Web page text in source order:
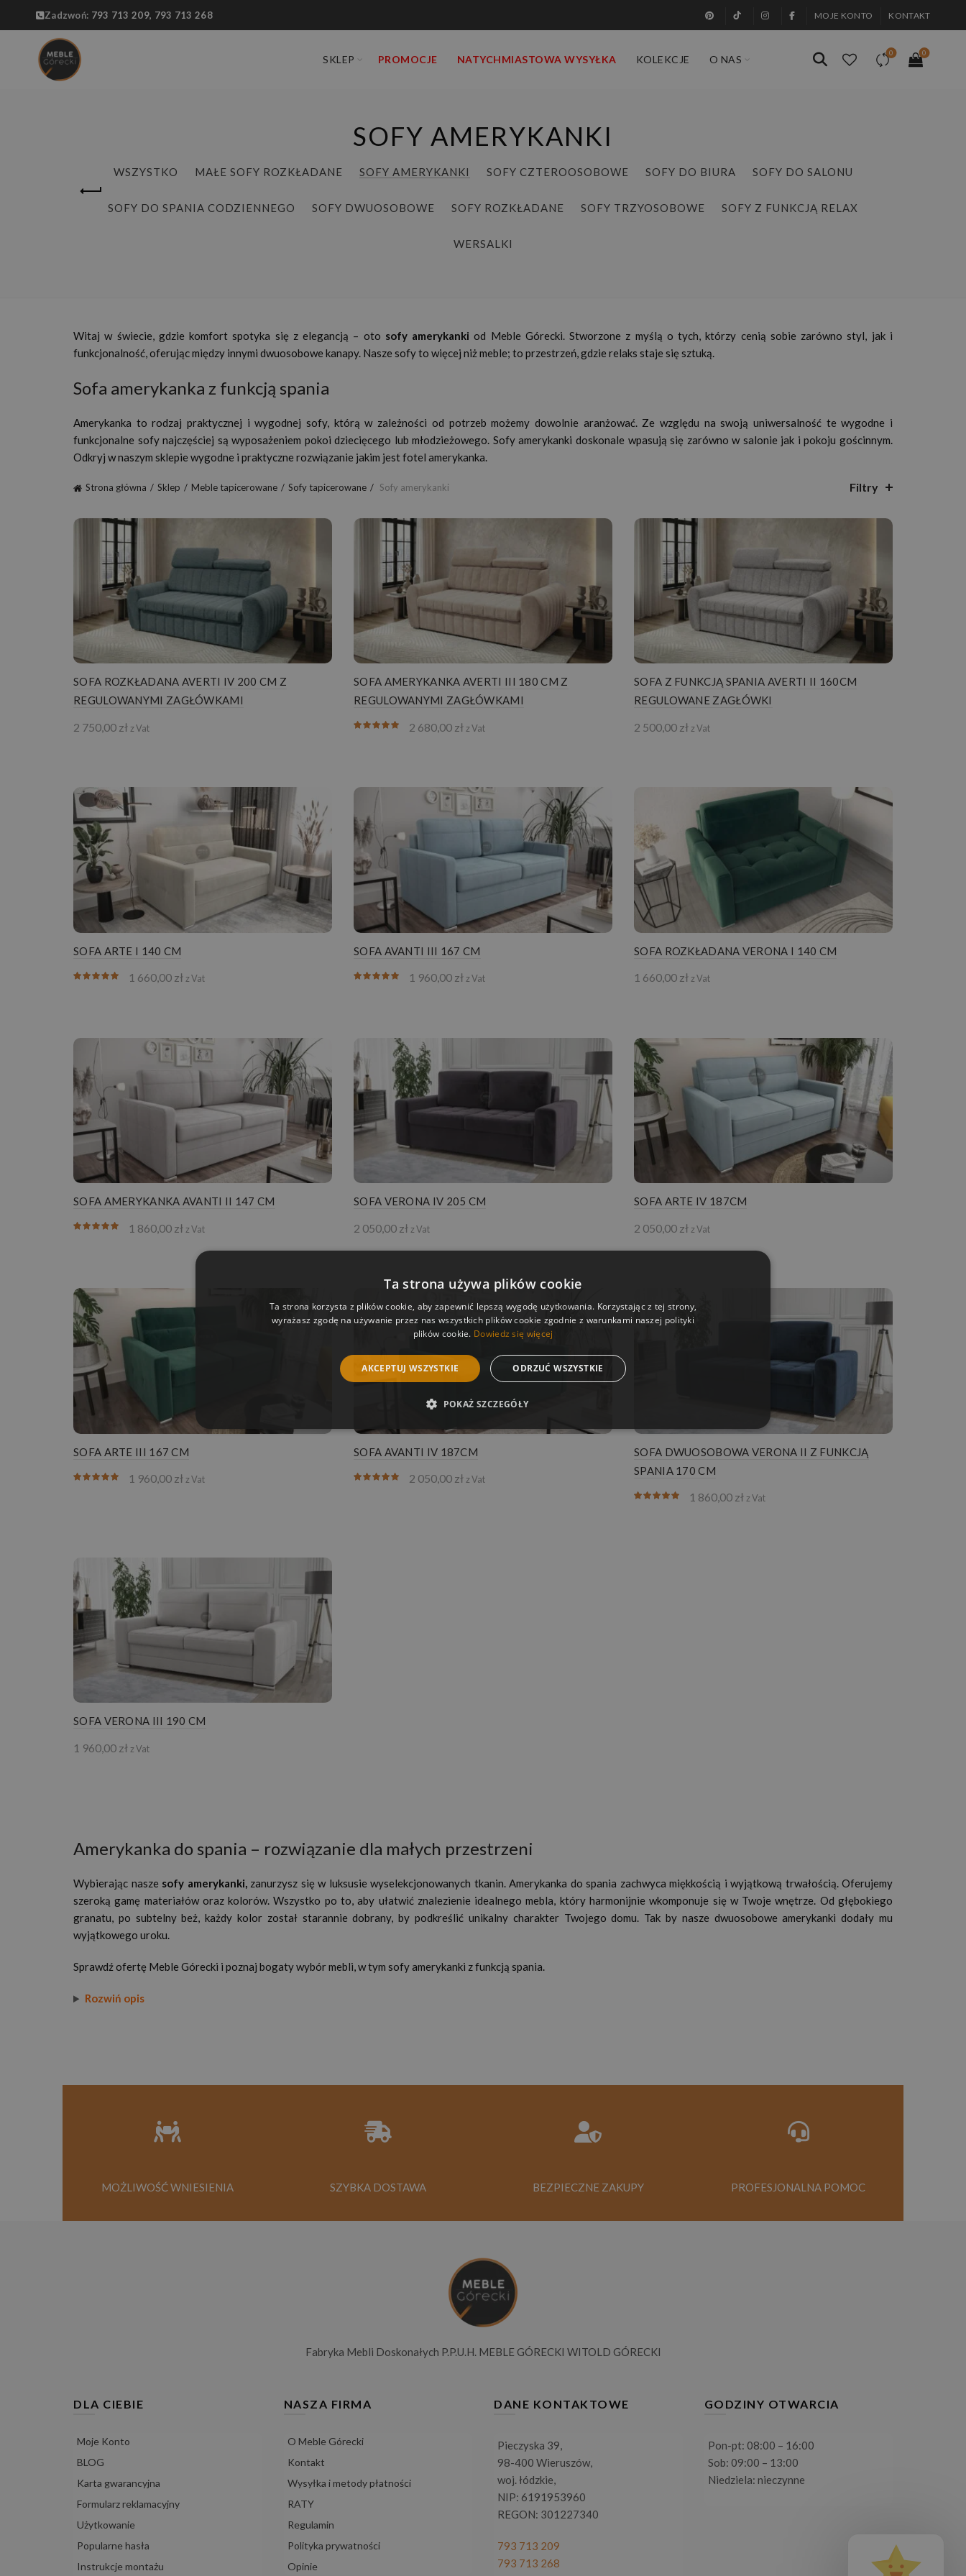
Zadzwoń: 793 713 209, 793 713 268 MOJE KONTO KONTAKT
SKLEP PROMOCJE NATYCHMIASTOWA WYSYŁKA KOLEKCJE O NAS
0 0
SOFY AMERYKANKI
WSZYSTKO MAŁE SOFY ROZKŁADANE SOFY AMERYKANKI SOFY CZTEROOSOBOWE SOFY DO BIURA SOFY DO SALONU
SOFY DO SPANIA CODZIENNEGO SOFY DWUOSOBOWE SOFY ROZKŁADANE SOFY TRZYOSOBOWE SOFY Z FUNKCJĄ RELAX
WERSALKI
Witaj w świecie, gdzie komfort spotyka się z elegancją – oto sofy amerykanki od Meble Górecki. Stworzone z myślą o tych, którzy cenią sobie zarówno styl, jak i
funkcjonalność, oferując między innymi dwuosobowe kanapy. Nasze sofy to więcej niż meble; to przestrzeń, gdzie relaks staje się sztuką.
Sofa amerykanka z funkcją spania
Amerykanka to rodzaj praktycznej i wygodnej sofy, którą w zależności od potrzeb możemy dowolnie aranżować. Ze względu na swoją uniwersalność te wygodne i
funkcjonalne sofy najczęściej są wyposażeniem pokoi dziecięcego lub młodzieżowego. Sofy amerykanki doskonale wpasują się zarówno w salonie jak i pokoju gościnnym.
Odkryj w naszym sklepie wygodne i praktyczne rozwiązanie jakim jest fotel amerykanka.
Strona główna Sklep Meble tapicerowane Sofy tapicerowane Sofy amerykanki Filtry
SOFA ROZKŁADANA AVERTI IV 200 CM Z
REGULOWANYMI ZAGŁÓWKAMI
2 750,00 zł z Vat
SOFA AMERYKANKA AVERTI III 180 CM Z
REGULOWANYMI ZAGŁÓWKAMI
2 680,00 zł z Vat
SOFA Z FUNKCJĄ SPANIA AVERTI II 160CM
REGULOWANE ZAGŁÓWKI
2 500,00 zł z Vat
SOFA ARTE I 140 CM
1 660,00 złz Vat
SOFA AVANTI III 167 CM
1 960,00 złz Vat
SOFA ROZKŁADANA VERONA I 140 CM
1 660,00 złz Vat
SOFA AMERYKANKA AVANTI II 147 CM
1 860,00 zł z Vat
SOFA VERONA IV 205 CM
2 050,00 zł z Vat
SOFA ARTE IV 187CM
2 050,00 zł z Vat
SOFA ARTE III 167 CM
1 960,00 złz Vat
SOFA AVANTI IV 187CM
2 050,00 złz Vat
SOFA DWUOSOBOWA VERONA II Z FUNKCJĄ
SPANIA 170 CM
1 860,00 złz Vat
SOFA VERONA III 190 CM
1 960,00 zł z Vat
Amerykanka do spania – rozwiązanie dla małych przestrzeni
Wybierając nasze sofy amerykanki,zanurzysz się w luksusie wyselekcjonowanych tkanin. Amerykanka do spania zachwyca miękkością i wyjątkową trwałością. Oferujemy
szeroką gamę materiałów oraz kolorów. Wszystko po to, aby ułatwić znalezienie idealnego mebla, który harmonijnie wkomponuje się w Twoje wnętrze. Od głębokiego
granatu, po subtelny beż, każdy kolor został starannie dobrany, by podkreślić unikalny charakter Twojego domu. Tak by nasze dwuosobowe amerykanki dodały mu
wyjątkowego uroku.
Sprawdź ofertę Meble Górecki i poznaj bogaty wybór mebli, w tym sofy amerykanki z funkcją spania.
Rozwiń opis
MOŻLIWOŚĆ WNIESIENIA SZYBKA DOSTAWA BEZPIECZNE ZAKUPY PROFESJONALNA POMOC
Fabryka Mebli Doskonałych P.P.U.H. MEBLE GÓRECKI WITOLD GÓRECKI
DLA CIEBIE
Moje Konto
BLOG
Karta gwarancyjna
Formularz reklamacyjny
Użytkowanie
Popularne hasła
Instrukcje montażu
NASZA FIRMA
O Meble Górecki
Kontakt
Wysyłka i metody płatności
RATY
Regulamin
Polityka prywatności
Opinie
DANE KONTAKTOWE
Pieczyska 39,
98-400 Wieruszów,
woj. łódzkie,
NIP: 6191953960
REGON: 301227340
793 713 209
793 713 268
GODZINY OTWARCIA
Pon-pt: 08:00 – 16:00
Sob: 09:00 – 13:00
Niedziela: nieczynne
Ta strona używa plików cookie
Ta strona korzysta z plików cookie, aby zapewnić lepszą wygodę użytkowania. Korzystając z tej strony,
wyrażasz zgodę na używanie przez nas wszystkich plików cookie zgodnie z warunkami naszej polityki
plików cookie. Dowiedz się więcej
AKCEPTUJ WSZYSTKIE ODRZUĆ WSZYSTKIE
POKAŻ SZCZEGÓŁY